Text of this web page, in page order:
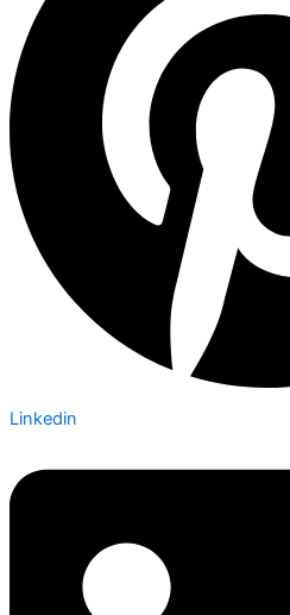
Linkedin